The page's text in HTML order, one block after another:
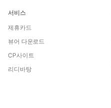
서비스
제휴카드
뷰어 다운로드
CP사이트
리디바탕